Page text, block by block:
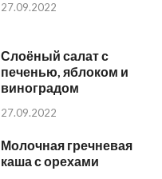
27.09.2022
Слоёный салат с
печенью, яблоком и
виноградом
27.09.2022
Молочная гречневая
каша с орехами